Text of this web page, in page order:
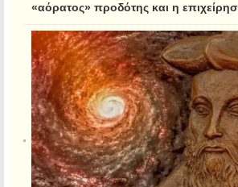
«αόρατος» προδότης και η